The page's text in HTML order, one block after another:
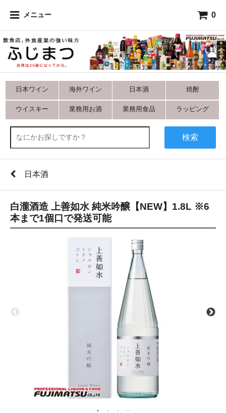
メニュー 0
日本ワイン 海外ワイン 日本酒 焼酎
ウイスキー 業務用お酒 業務用食品 ラッピング
検索
日本酒
白瀧酒造 上善如水 純米吟醸【NEW】1.8L ※6
本まで1個口で発送可能